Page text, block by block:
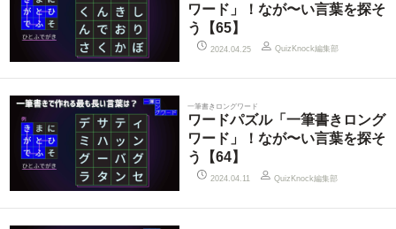
ワード」！なが〜い言葉を探そ
う【65】
2024.04.25 QuizKnock編集部
一筆書きロングワード
ワードパズル「一筆書きロング
ワード」！なが〜い言葉を探そ
う【64】
2024.04.11 QuizKnock編集部